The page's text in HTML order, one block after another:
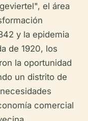
el área
y la epidemia
de 1920, los
la oportunidad
un distrito de
comercial